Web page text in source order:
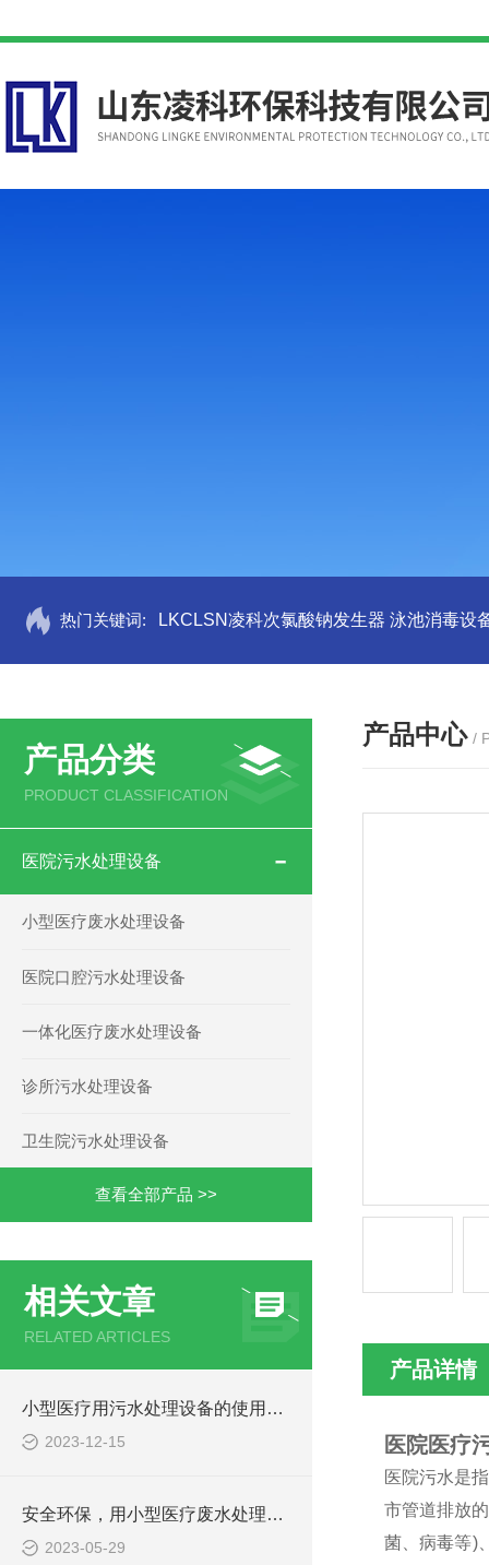
热门关键词: LKCLSN凌科次氯酸钠发生器 泳池消毒设
产品分类
PRODUCT CLASSIFICATION
医院污水处理设备
小型医疗废水处理设备
医院口腔污水处理设备
一体化医疗废水处理设备
诊所污水处理设备
卫生院污水处理设备
查看全部产品 >>
相关文章
RELATED ARTICLES
小型医疗用污水处理设备的使用注意事项
2023-12-15
安全环保，用小型医疗废水处理设备
2023-05-29
产品中心 /
产品详情
医院医疗
医院污水是
市管道排放
菌、病毒等)